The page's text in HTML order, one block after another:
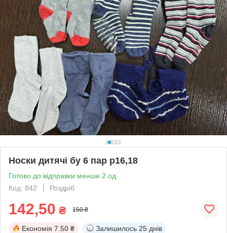
Носки дитячі бу 6 пар р16,18
Готово до відправки менше 2 од.
Код: 842
Роздріб
142,50 ₴ 150 ₴
Економія 7.50 ₴ Залишилось 25 днів